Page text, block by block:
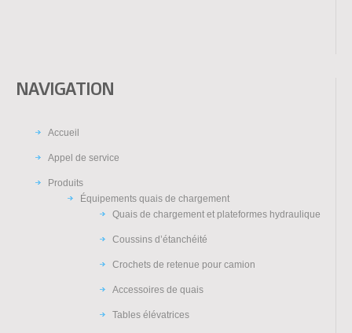
NAVIGATION
Accueil
Appel de service
Produits
Équipements quais de chargement
Quais de chargement et plateformes hydraulique
Coussins d’étanchéité
Crochets de retenue pour camion
Accessoires de quais
Tables élévatrices